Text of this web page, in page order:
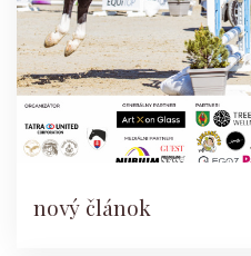
nový článok